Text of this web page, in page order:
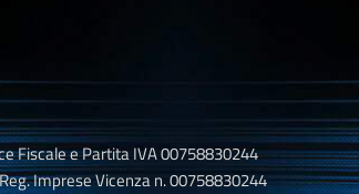
Fiscale e Partita IVA 00758830244
Imprese Vicenza n. 00758830244